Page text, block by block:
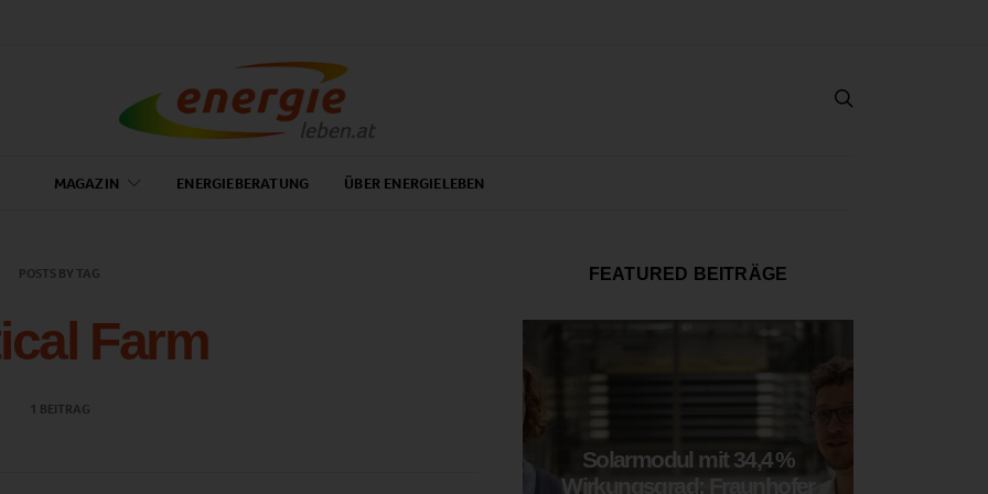
MAGAZIN ENERGIEBERATUNG ÜBER ENERGIELEBEN
POSTS BY TAG
Farm
1 BEITRAG
FEATURED BEITRÄGE
Solarmodul mit 34,4 %
Wirkungsgrad: Fraunhofer